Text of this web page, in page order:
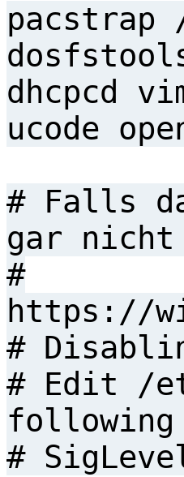
pacstrap
dhcpcd
ucode
# Falls
gar
#
https://
#
# Edit /
#